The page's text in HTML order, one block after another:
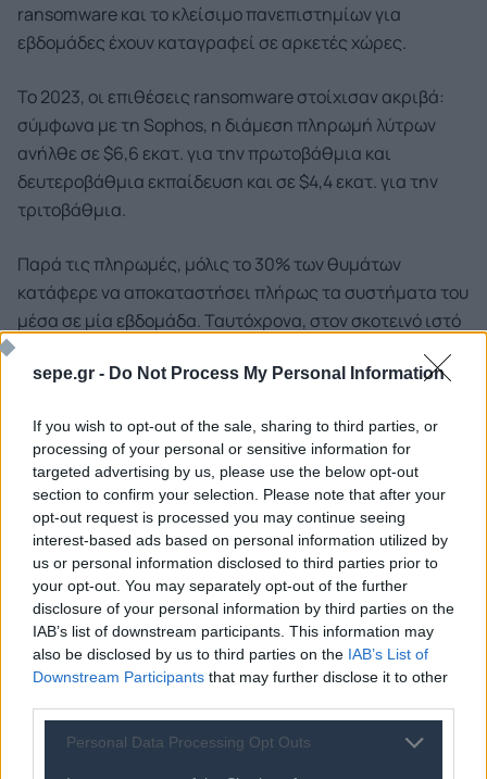
sepe.gr - Do Not Process My Personal Information
If you wish to opt-out of the sale, sharing to third parties, or
processing of your personal or sensitive information for
targeted advertising by us, please use the below opt-out
section to confirm your selection. Please note that after your
opt-out request is processed you may continue seeing
interest-based ads based on personal information utilized by
us or personal information disclosed to third parties prior to
your opt-out. You may separately opt-out of the further
disclosure of your personal information by third parties on the
IAB’s list of downstream participants. This information may
also be disclosed by us to third parties on the IAB’s List of
Downstream Participants that may further disclose it to other
Personal Data Processing Opt Outs
ransomware και το κλείσιμο πανεπιστημίων για
εβδομάδες έχουν καταγραφεί σε αρκετές χώρες.
Το 2023, οι επιθέσεις ransomware στοίχισαν ακριβά:
σύμφωνα με τη Sophos, η διάμεση πληρωμή λύτρων
ανήλθε σε $6,6 εκατ. για την πρωτοβάθμια και
δευτεροβάθμια εκπαίδευση και σε $4,4 εκατ. για την
τριτοβάθμια.
Παρά τις πληρωμές, μόλις το 30% των θυμάτων
κατάφερε να αποκαταστήσει πλήρως τα συστήματα του
μέσα σε μία εβδομάδα. Ταυτόχρονα, στον σκοτεινό ιστό
φοιτητών, από δελτία επιδόσεων μέχρι πλαστά
εκείνη του Lincoln College στο Ιλινόις, οι συνέπειες
υπήρξαν καταστροφικές με το οριστικό κλείσιμο του
ιδρύματος.
Ο ρόλος της ΑΙ
Η Τεχνητή Νοημοσύνη αποτελεί πλέον καταλύτη τόσο
για τους επιτιθέμενους, όσο και για τους αμυνόμενους.
Από τη μία πλευρά, επιτρέπει την παραγωγή deepfake
phishing μηνυμάτων, την αυτοματοποίηση επιθέσεων
κακόβουλων domains, που μιμούνται εκπαιδευτικές
πλατφόρμες.